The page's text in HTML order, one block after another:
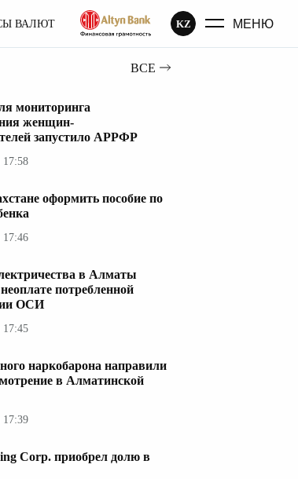
ВАЛЮТ KZ МЕНЮ
ВСЕ
мониторинга
женщин-
запустило АРРФР
17:58
оформить пособие по
17:46
в Алматы
потребленной
ОСИ
17:45
наркобарона направили
в Алматинской
17:39
Corp. приобрел долю в